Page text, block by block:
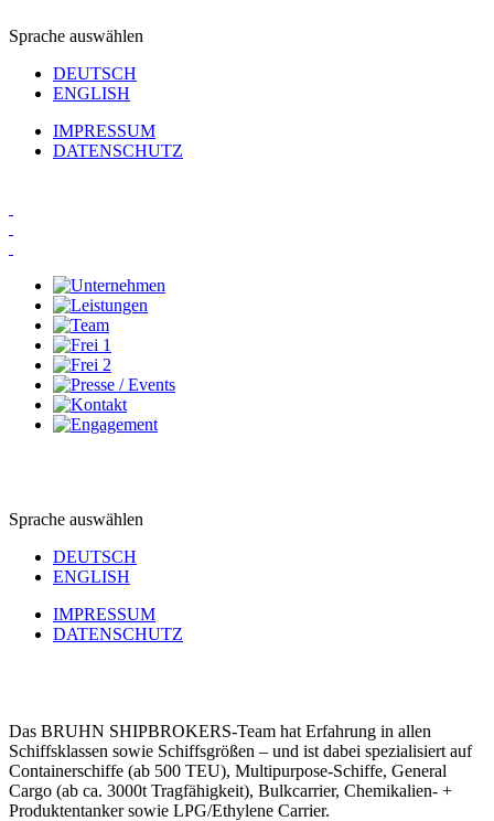
Sprache auswählen
DEUTSCH
ENGLISH
IMPRESSUM
DATENSCHUTZ
Sprache auswählen
DEUTSCH
ENGLISH
IMPRESSUM
DATENSCHUTZ
Das BRUHN SHIPBROKERS-Team hat Erfahrung in allen
Schiffsklassen sowie Schiffsgrößen – und ist dabei spezialisiert auf
Containerschiffe (ab 500 TEU), Multipurpose-Schiffe, General
Cargo (ab ca. 3000t Tragfähigkeit), Bulkcarrier, Chemikalien- +
Produktentanker sowie LPG/Ethylene Carrier.